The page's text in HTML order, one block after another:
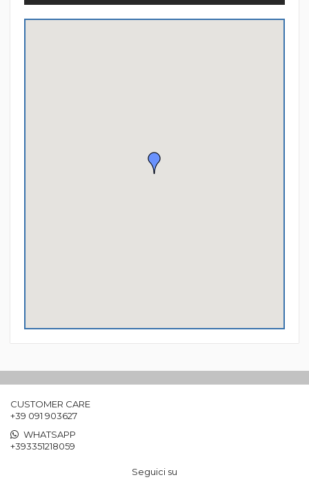
CUSTOMER CARE
+39 091 903627
WHATSAPP
+393351218059
Seguici su